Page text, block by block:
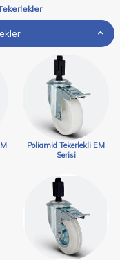
Poliamid Tekerlekli EM
Serisi